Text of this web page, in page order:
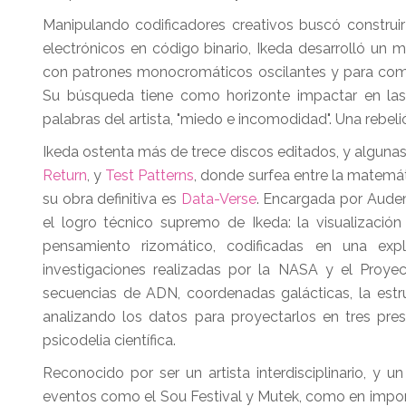
Manipulando codificadores creativos buscó
electrónicos en código binario, Ikeda desarrolló un
con patrones monocromáticos oscilantes y para
Su búsqueda tiene como horizonte impactar en
palabras del artista, "miedo e incomodidad". Una
Ikeda ostenta más de trece discos editados, y
Return, y Test Patterns, donde surfea entre la
su obra definitiva es Data-Verse. Encargada por
el logro técnico supremo de Ikeda: la
pensamiento rizomático, codificadas en una
investigaciones realizadas por la NASA y el
secuencias de ADN, coordenadas galácticas, la
analizando los datos para proyectarlos en tres
psicodelia científica.
Reconocido por ser un artista interdisciplinario, y
eventos como el Sou Festival y Mutek, como en